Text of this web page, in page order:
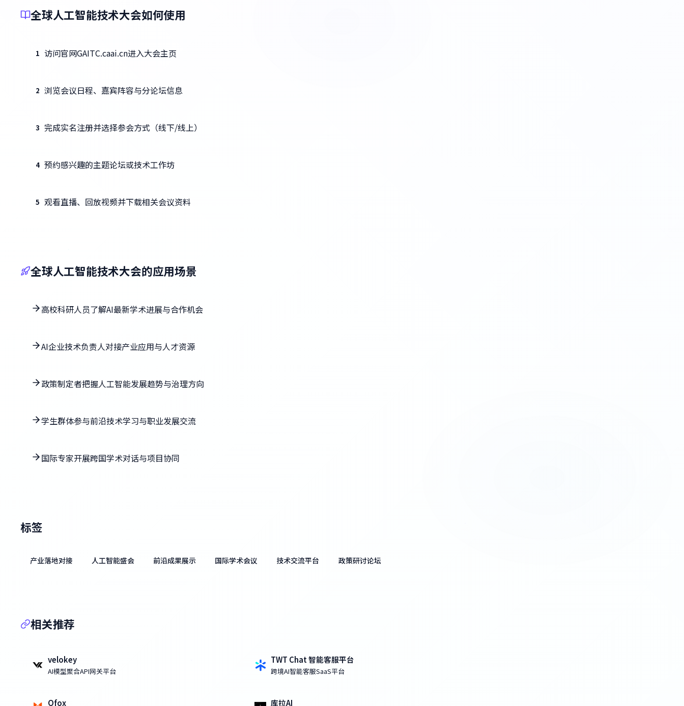
全球人工智能技术大会如何使用
1 访问官网GAITC.caai.cn进入大会主页
2 浏览会议日程、嘉宾阵容与分论坛信息
3 完成实名注册并选择参会方式（线下/线上）
4 预约感兴趣的主题论坛或技术工作坊
5 观看直播、回放视频并下载相关会议资料
全球人工智能技术大会的应用场景
高校科研人员了解AI最新学术进展与合作机会
AI企业技术负责人对接产业应用与人才资源
政策制定者把握人工智能发展趋势与治理方向
学生群体参与前沿技术学习与职业发展交流
国际专家开展跨国学术对话与项目协同
标签
产业落地对接 人工智能盛会 前沿成果展示 国际学术会议 技术交流平台 政策研讨论坛
相关推荐
velokey
AI模型聚合API网关平台
TWT Chat 智能客服平台
跨境AI智能客服SaaS平台
Ofox 库拉AI